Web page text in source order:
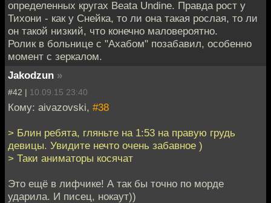
определенных кругах Beata Undine. Правда рост у
Тихони - как у Снейка, то ли она такая рослая, то ли
он такой низкий, что конечно маловероятно.
Ролик в больнице с "Ахабом" позабавил, особенно
момент с зеркалом.
Jakodzun »
#42 | 10.09.15 23:40
Кому: aivazovski, #38
> Блин ребята, гляньте на 1:53 на правую грудь
девицы. Увидите нечто очень забавное )
> Таки аниматоры косячат
Это ещё в лифчике! А так бы точно по морде
ударила. И писец, нокаут))